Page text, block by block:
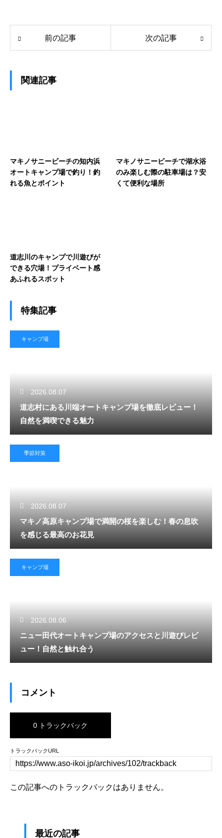
前の記事 次の記事
関連記事
マキノサニービーチの知内浜
オートキャンプ場で釣り！釣
れる魚とポイント
マキノサニービーチで湖水浴
のみ楽しむ際の駐車場は？安
くて便利な場所
道志川のキャンプで川遊びが
できる穴場！プライベート感
あふれるスポット
特集記事
キャンプ場
2026.08.07
道志村にある川端オートキャンプ場を徹底レビュー！
自然を満喫できる魅力
季節対策
2026.08.07
マキノ高原キャンプ場で満開の桜を楽しむ！春の息吹
を感じる最高のお花見
キャンプ場
2026.08.06
ニュー田代オートキャンプ場のアクセスと川遊びレビ
ュー！自然と触れ合う
コメント
0 トラックバック
トラックバックURL
この記事へのトラックバックはありません。
最近の記事